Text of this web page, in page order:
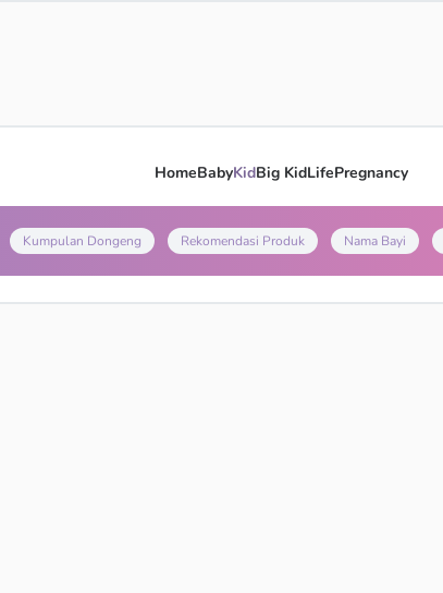
HomeBabyKidBig KidLifePregnancy
Kumpulan Dongeng Rekomendasi Produk Nama Bayi